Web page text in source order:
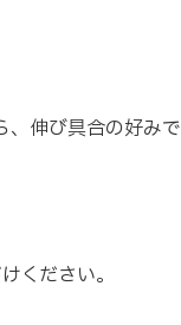
、伸び具合の好みで
ください。